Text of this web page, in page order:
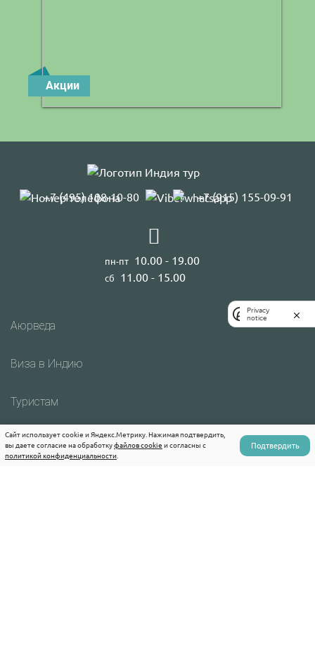
Акции
+7 (495) 108-10-80 +7 (915) 155-09-91
пн-пт 10.00 - 19.00
сб 11.00 - 15.00
Аюрведа
Виза в Индию
Туристам
Новости
Сайт использует cookie и Яндекс.Метрику. Нажимая подтвердить,
вы даете согласие на обработкуфайлов cookie и согласны с
политикой конфиденциальности
Подтвердить
Privacy
notice